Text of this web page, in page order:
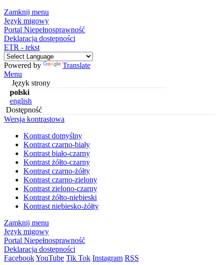
Zamknij menu
Język migowy
Portal Niepełnosprawność
Deklaracja dostępności
ETR - tekst
Powered by
Translate
Menu
Język strony
polski
english
Dostępność
Wersja kontrastowa
Kontrast domyślny
Kontrast czarno-biały
Kontrast biało-czarny
Kontrast żółto-czarny
Kontrast czarno-żółty
Kontrast czarno-zielony
Kontrast zielono-czarny
Kontrast żółto-niebieski
Kontrast niebiesko-żółty
Zamknij menu
Język migowy
Portal Niepełnosprawność
Deklaracja dostępności
FacebookYouTube Tik Tok Instagram RSS